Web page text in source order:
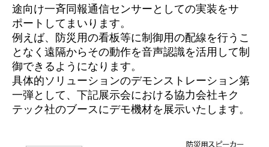
途向け一斉同報通信センサーとしての実装をサ
ポートしてまいります。
例えば、防災用の看板等に制御用の配線を行うこ
となく遠隔からその動作を音声認識を活用して制
御できるようになります。
具体的ソリューションのデモンストレーション第
一弾として、下記展示会における協力会社キク
テック社のブースにデモ機材を展示いたします。